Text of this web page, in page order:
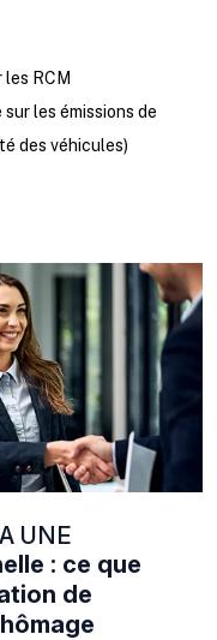
RCM
les émissions de
des véhicules)
UNE
: ce que
de